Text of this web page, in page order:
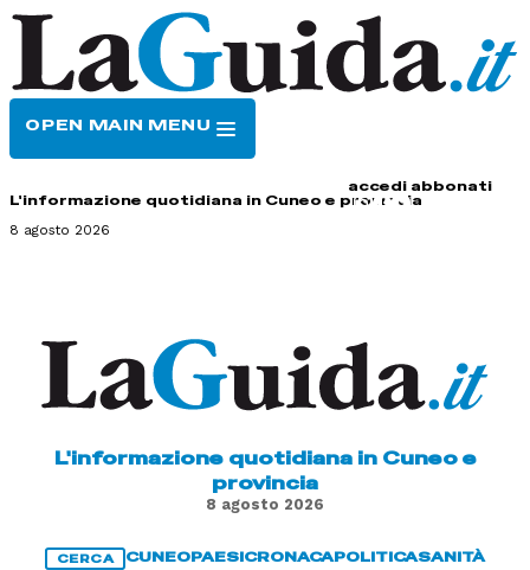
OPEN MAIN MENU
accedi abbonati
L'informazione quotidiana in Cuneo e provincia
8 agosto 2026
L'informazione quotidiana in Cuneo e
provincia
8 agosto 2026
CERCA CUNEOPAESICRONACAPOLITICASANITÀ